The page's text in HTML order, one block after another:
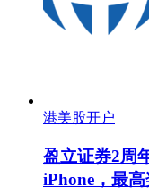
港美股开户
盈立证券2周
iPhone，最